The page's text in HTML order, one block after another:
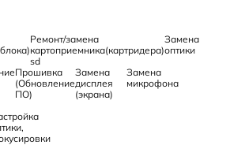
Ремонт/замена
картоприемника(картридера)
sd
Замена
оптики
Прошивка
(Обновление
ПО)
Замена
дисплея
(экрана)
Замена
микрофона